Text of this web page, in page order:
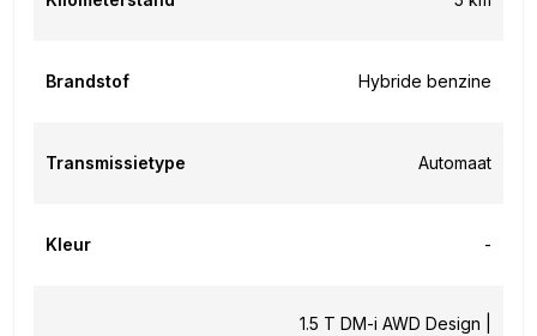
Brandstof Hybride benzine
Transmissietype Automaat
Kleur -
1.5 T DM-i AWD Design |